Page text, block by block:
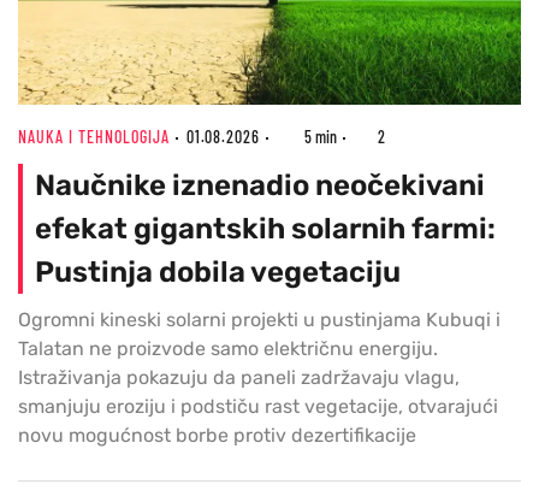
NAUKA I TEHNOLOGIJA 01.08.2026 5 min 2
Naučnike iznenadio neočekivani
efekat gigantskih solarnih farmi:
Pustinja dobila vegetaciju
Ogromni kineski solarni projekti u pustinjama Kubuqi i
Talatan ne proizvode samo električnu energiju.
Istraživanja pokazuju da paneli zadržavaju vlagu,
smanjuju eroziju i podstiču rast vegetacije, otvarajući
novu mogućnost borbe protiv dezertifikacije